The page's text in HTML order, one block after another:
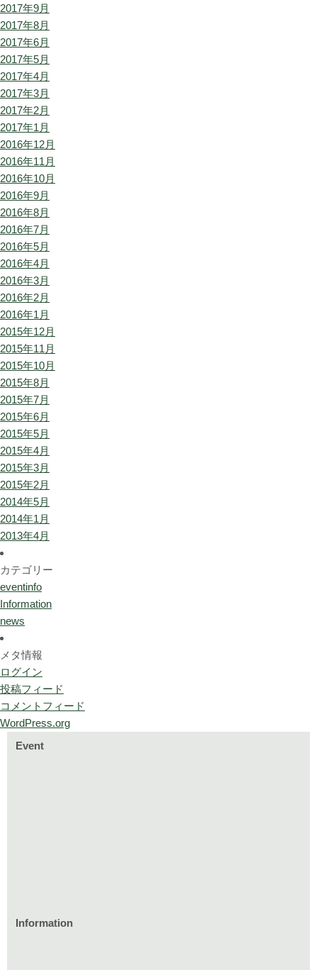
2017年9月
2017年8月
2017年6月
2017年5月
2017年4月
2017年3月
2017年2月
2017年1月
2016年12月
2016年11月
2016年10月
2016年9月
2016年8月
2016年7月
2016年5月
2016年4月
2016年3月
2016年2月
2016年1月
2015年12月
2015年11月
2015年10月
2015年8月
2015年7月
2015年6月
2015年5月
2015年4月
2015年3月
2015年2月
2014年5月
2014年1月
2013年4月
カテゴリー
eventinfo
Information
news
メタ情報
ログイン
投稿フィード
コメントフィード
WordPress.org
Event
家づくりのイベント情報
Information